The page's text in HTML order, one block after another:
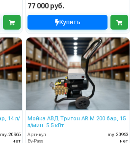
77 000 руб.
Купить
14 л/
my.20965
нет
Мойка АВД Тритон AR M 200 бар, 15
л/мин. 5.5 кВт
Артикул
my.20963
By-Pass
нет